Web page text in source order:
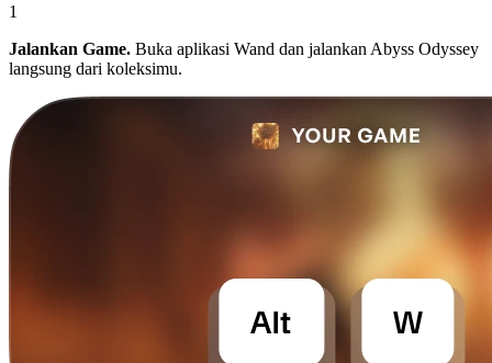
1
Jalankan Game. Buka aplikasi Wand dan jalankan Abyss Odyssey
langsung dari koleksimu.